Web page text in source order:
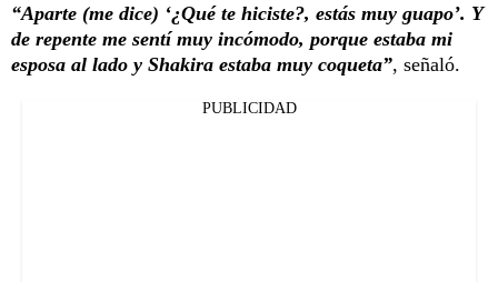
“Aparte (me dice) ‘¿Qué te hiciste?, estás muy guapo’. Y
de repente me sentí muy incómodo, porque estaba mi
esposa al lado y Shakira estaba muy coqueta”, señaló.
PUBLICIDAD